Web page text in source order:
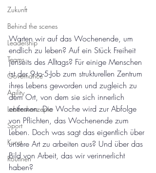
Zukunft
Behind the scenes
Leadership
Teams
Governance
Agility
Lebenskonzepte
Sport
Kunst
Routinen
Warten wir auf das Wochenende, um
endlich zu leben? Auf ein Stück Freiheit
jenseits des Alltags? Für einige Menschen
ist der 9-to-5-Job zum strukturellen Zentrum
ihres Lebens geworden und zugleich zu
dem Ort, von dem sie sich innerlich
entfernen. Die Woche wird zur Abfolge
von Pflichten, das Wochenende zum
Leben. Doch was sagt das eigentlich über
unsere Art zu arbeiten aus? Und über das
Bild von Arbeit, das wir verinnerlicht
haben?